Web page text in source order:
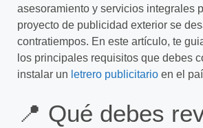
asesoramiento y servicios integrales
proyecto de publicidad exterior se
contratiempos. En este artículo, te
los principales requisitos que debes
instalar un letrero publicitario en el
📍 Qué debes